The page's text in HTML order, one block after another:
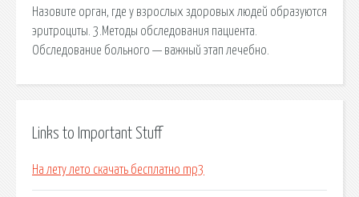
Назовите орган, где у взрослых здоровых людей образуются
эритроциты. 3.Методы обследования пациента.
Обследование больного — важный этап лечебно.
Links to Important Stuff
На лету лето скачать бесплатно mp3